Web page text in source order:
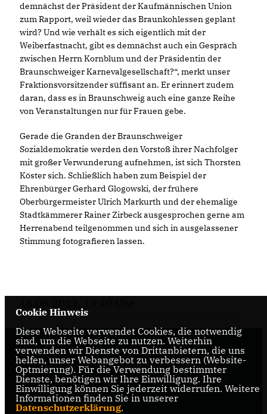
demnächst der Präsident der Kaufmännischen Union
zum Rapport, weil wieder das Braunkohlessen geplant
wird? Und wie verhält es sich eigentlich mit der
Weiberfastnacht, gibt es demnächst auch ein Gespräch
zwischen Herrn Kornblum und der Präsidentin der
Braunschweiger Karnevalgesellschaft?“, merkt unser
Fraktionsvorsitzender süffisant an. Er erinnert zudem
daran, dass es in Braunschweig auch eine ganze Reihe
von Veranstaltungen nur für Frauen gebe.
Gerade die Granden der Braunschweiger
Sozialdemokratie werden den Vorstoß ihrer Nachfolger
mit großer Verwunderung aufnehmen, ist sich Thorsten
Köster sich. Schließlich haben zum Beispiel der
Ehrenbürger Gerhard Glogowski, der frühere
Oberbürgermeister Ulrich Markurth und der ehemalige
Stadtkämmerer Rainer Zirbeck ausgesprochen gerne am
Herrenabend teilgenommen und sich in ausgelassener
Stimmung fotografieren lassen.
Internetseite der CDU-Fraktion im Rat der Stadt
Braunschweig, mit aktuellen Informationen rund
um die Kommunalpolitik in der zweitgrößten Stadt
Niedersachsens.
Cookie Hinweis
Diese Webseite verwendet Cookies, die notwendig
sind, um die Webseite zu nutzen. Weiterhin
verwenden wir Dienste von Drittanbietern, die uns
helfen, unser Webangebot zu verbessern (Website-
Optmierung). Für die Verwendung bestimmter
Dienste, benötigen wir Ihre Einwilligung. Ihre
Einwilligung können Sie jederzeit widerrufen. Weitere
Informationen finden Sie in unserer
Datenschutzerklärung.